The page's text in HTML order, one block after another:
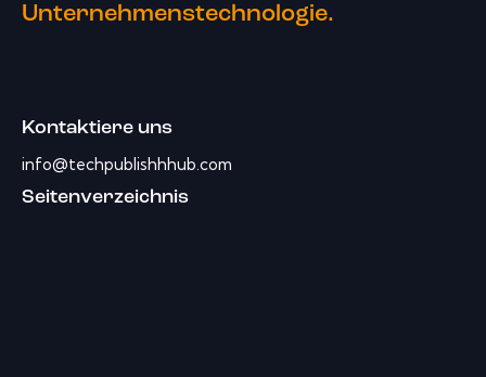
Unternehmenstechnologie.
Kontaktiere uns
info@techpublishhhub.com
Seitenverzeichnis